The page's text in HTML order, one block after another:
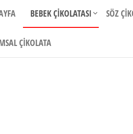
BEBEK ÇIKOLATASI SÖZ
ÇIKOLATA